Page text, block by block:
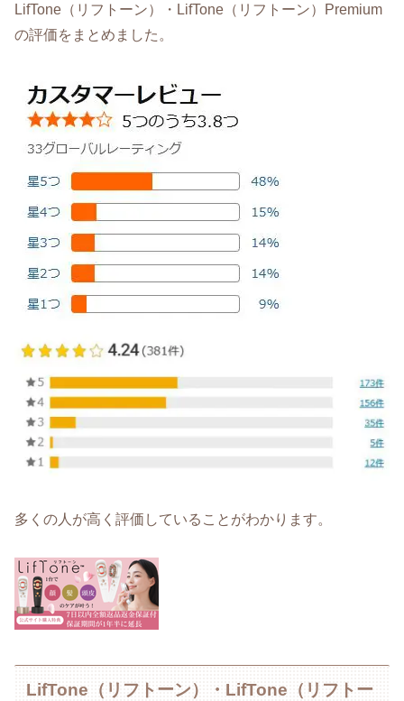
LifTone（リフトーン）・LifTone（リフトーン）Premium
の評価をまとめました。
多くの人が高く評価していることがわかります。
LifTone（リフトーン）・LifTone（リフトー